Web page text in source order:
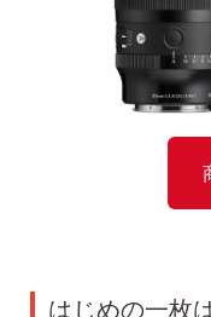
はじめの一枚